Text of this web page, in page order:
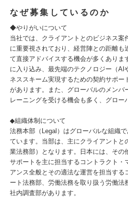
なぜ募集しているのか
◆やりがいについて
当社では、クライアントとのビジネス案
に重要視されており、経営陣との距離も
て直接アドバイスする機会が多くありま
に入り込み、最先端のテクノロジー（AI
ネススキーム実現するための契約サポー
があります。また、グローバルのメンバ
レーニングを受ける機会も多く、グロー
◆組織体制について
法務本部（Legal）はグローバルな組織
ています。当部は、主にクライアントと
業法務部）となります。日本には、その
サポートを主に担当するコントラクト・
アンス全般とその適法な運営を担当する
ート法務部、労働法務を取り扱う労働法
社内調査部があります。